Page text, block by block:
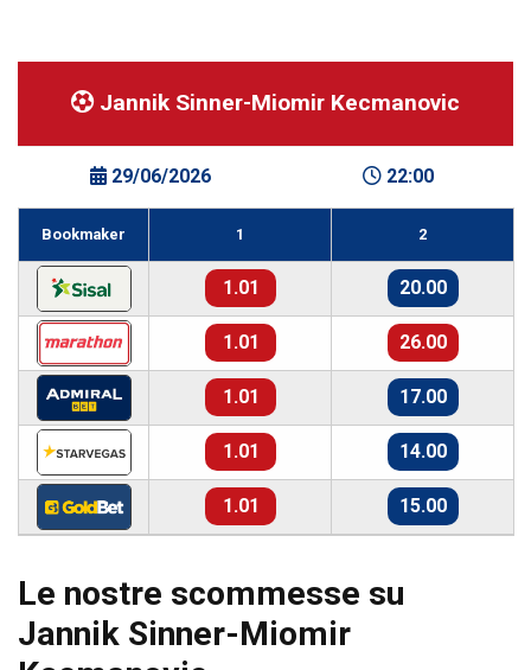
Jannik Sinner-Miomir Kecmanovic
29/06/2026 22:00
Bookmaker 1 2
1.01 20.00
1.01 26.00
1.01 17.00
1.01 14.00
1.01 15.00
Le nostre scommesse su
Jannik Sinner-Miomir